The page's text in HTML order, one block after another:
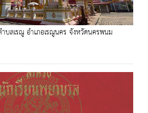
บลเรณู อำเภอเรณูนคร จังหวัดนครพนม